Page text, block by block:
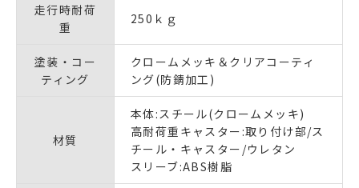
走行時耐荷
重
250ｋｇ
塗装・コー
ティング
クロームメッキ＆クリアコーティ
ング(防錆加工)
材質
本体:スチール(クロームメッキ)
高耐荷重キャスター:取り付け部/ス
チール・キャスター/ウレタン
スリーブ:ABS樹脂